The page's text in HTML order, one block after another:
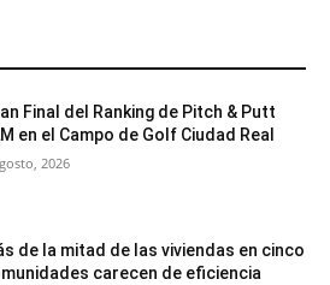
Final del Ranking de Pitch & Putt
en el Campo de Golf Ciudad Real
2026
de la mitad de las viviendas en cinco
carecen de eficiencia